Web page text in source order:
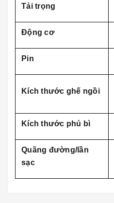
Tải trọng
Động cơ
Pin
Kích thước ghế ngồi
Kích thước phủ bì
Quãng đường/lần
sạc